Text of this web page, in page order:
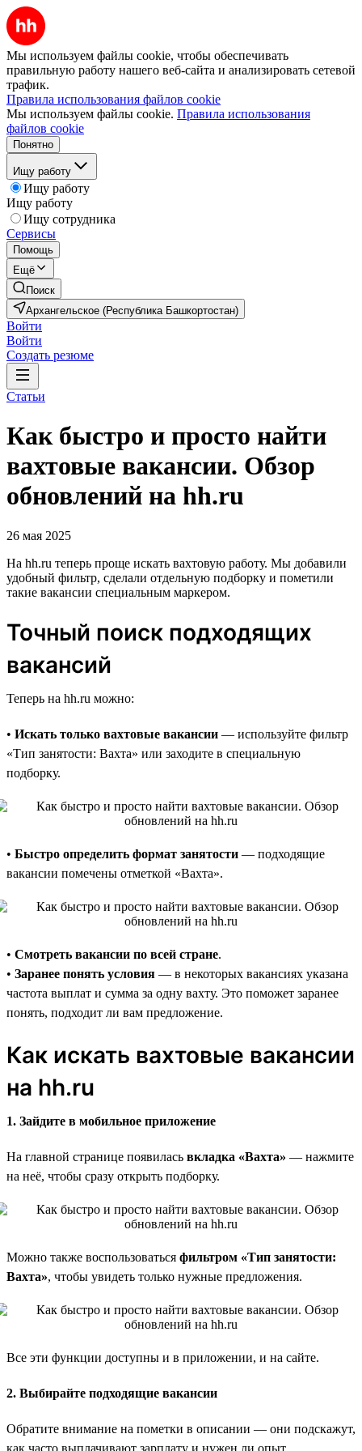
Мы используем файлы cookie, чтобы обеспечивать
правильную работу нашего веб-сайта и анализировать сетевой
трафик.
Правила использования файлов cookie
Мы используем файлы cookie. Правила использования
файлов cookie
Понятно
Ищу работу
Ищу работу
Ищу работу
Ищу сотрудника
Сервисы
Помощь
Ещё
Поиск
Архангельское (Республика Башкортостан)
Войти
Войти
Создать резюме
Статьи
Как быстро и просто найти
вахтовые вакансии. Обзор
обновлений на hh.ru
26 мая 2025
На hh.ru теперь проще искать вахтовую работу. Мы добавили
удобный фильтр, сделали отдельную подборку и пометили
такие вакансии специальным маркером.
Точный поиск подходящих
вакансий
Теперь на hh.ru можно:
• Искать только вахтовые вакансии — используйте фильтр
«Тип занятости: Вахта» или заходите в специальную
подборку.
• Быстро определить формат занятости — подходящие
вакансии помечены отметкой «Вахта».
• Смотреть вакансии по всей стране.
• Заранее понять условия — в некоторых вакансиях указана
частота выплат и сумма за одну вахту. Это поможет заранее
понять, подходит ли вам предложение.
Как искать вахтовые вакансии
на hh.ru
1. Зайдите в мобильное приложение
На главной странице появилась вкладка «Вахта» — нажмите
на неё, чтобы сразу открыть подборку.
Можно также воспользоваться фильтром «Тип занятости:
Вахта», чтобы увидеть только нужные предложения.
Все эти функции доступны и в приложении, и на сайте.
2. Выбирайте подходящие вакансии
Обратите внимание на пометки в описании — они подскажут,
как часто выплачивают зарплату и нужен ли опыт.